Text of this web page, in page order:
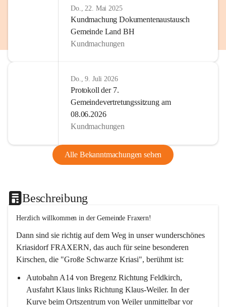
Do., 22. Mai 2025
Kundmachung Dokumentenaustausch
Gemeinde Land BH
Kundmachungen
Do., 9. Juli 2026
Protokoll der 7.
Gemeindevertretungssitzung am
08.06.2026
Kundmachungen
Alle Bekanntmachungen sehen
Beschreibung
Herzlich willkommen in der Gemeinde Fraxern!
Dann sind sie richtig auf dem Weg in unser wunderschönes
Kriasidorf FRAXERN, das auch für seine besonderen
Kirschen, die "Große Schwarze Kriasi", berühmt ist:
Autobahn A14 von Bregenz Richtung Feldkirch,
Ausfahrt Klaus links Richtung Klaus-Weiler. In der
Kurve beim Ortszentrum von Weiler unmittelbar vor